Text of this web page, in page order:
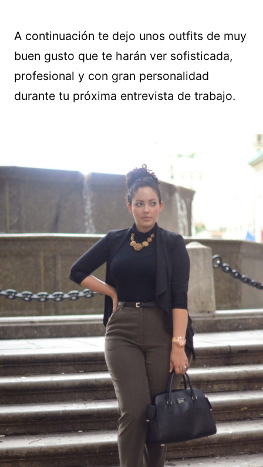
A continuación te dejo unos outfits de muy
buen gusto que te harán ver sofisticada,
profesional y con gran personalidad
durante tu próxima entrevista de trabajo.